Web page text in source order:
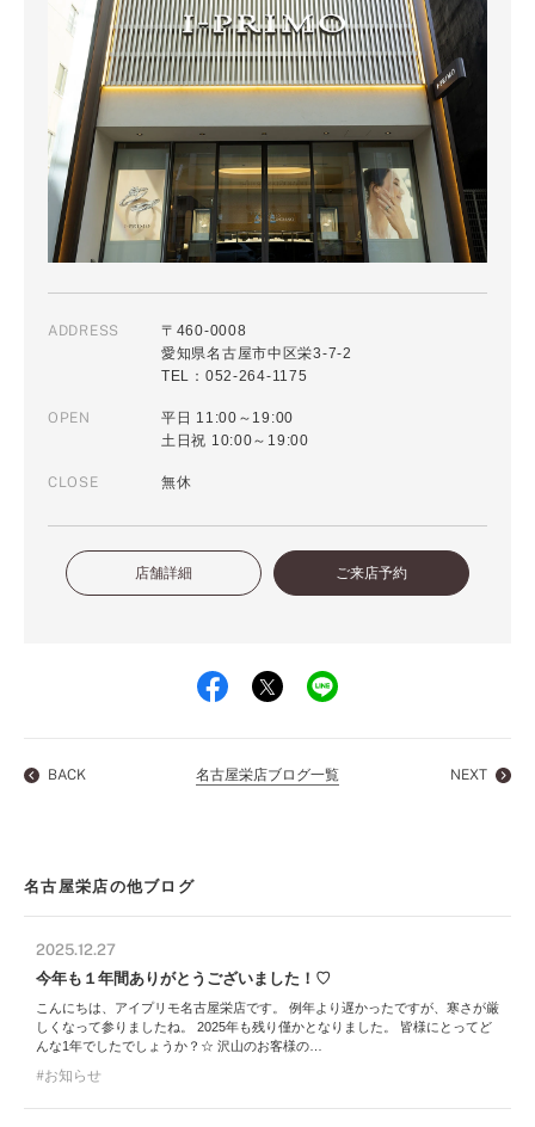
ADDRESS
〒460-0008
愛知県名古屋市中区栄3-7-2
TEL：052-264-1175
OPEN
平日 11:00～19:00
土日祝 10:00～19:00
CLOSE 無休
店舗詳細 ご来店予約
BACK 名古屋栄店ブログ一覧 NEXT
名古屋栄店の他ブログ
2025.12.27
今年も１年間ありがとうございました！♡
こんにちは、アイプリモ名古屋栄店です。 例年より遅かったですが、寒さが厳
しくなって参りましたね。 2025年も残り僅かとなりました。 皆様にとってど
んな1年でしたでしょうか？☆ 沢山のお客様の…
お知らせ